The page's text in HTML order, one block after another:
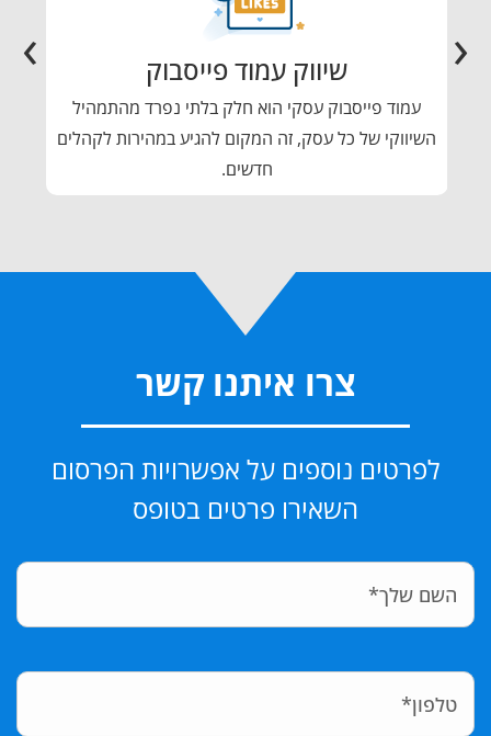
שיווק עמוד פייסבוק
עמוד פייסבוק עסקי הוא חלק בלתי נפרד מהתמהיל
השיווקי של כל עסק, זה המקום להגיע במהירות לקהלים
חדשים.
‹
›
צרו איתנו קשר
לפרטים נוספים על אפשרויות הפרסום
השאירו פרטים בטופס